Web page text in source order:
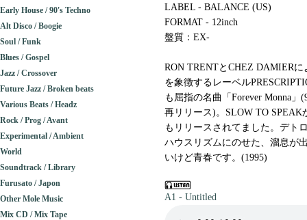
LABEL - BALANCE (US)
FORMAT - 12inch
盤質：EX-
RON TRENTとCHEZ DAMIER
を象徴するレーベル
も屈指の名曲「Forever Monna」
再リリース)。SLOW TO
もリリースされてました。デト
ハウスリズムにのせた、溜息が
いけど青春です。(1995)
A1 - Untitled
Early House / 90's Techno
Alt Disco / Boogie
Soul / Funk
Blues / Gospel
Jazz / Crossover
Future Jazz / Broken beats
Various Beats / Headz
Rock / Prog / Avant
Experimental / Ambient
World
Soundtrack / Library
Furusato / Japon
Other Mole Music
Mix CD / Mix Tape